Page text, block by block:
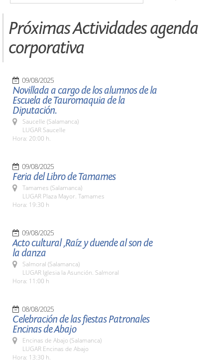
Próximas Actividades agenda
corporativa
09/08/2025
Novillada a cargo de los alumnos de la
Escuela de Tauromaquia de la
Diputación.
Saucelle (Salamanca)
LUGAR Saucelle
Hora: 20:00 h.
09/08/2025
Feria del Libro de Tamames
Tamames (Salamanca)
LUGAR Plaza Mayor. Tamames
Hora: 19:30 h
09/08/2025
Acto cultural ,Raíz y duende al son de
la danza
Salmoral (Salamanca)
LUGAR Iglesia la Asunción. Salmoral
Hora: 11:00 h
08/08/2025
Celebración de las fiestas Patronales
Encinas de Abajo
Encinas de Abajo (Salamanca)
LUGAR Encinas de Abajo
Hora: 13:30 h.